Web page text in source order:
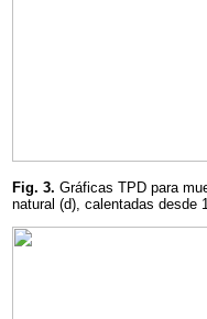
Fig. 3. Gráficas TPD para
natural (d), calentadas desde